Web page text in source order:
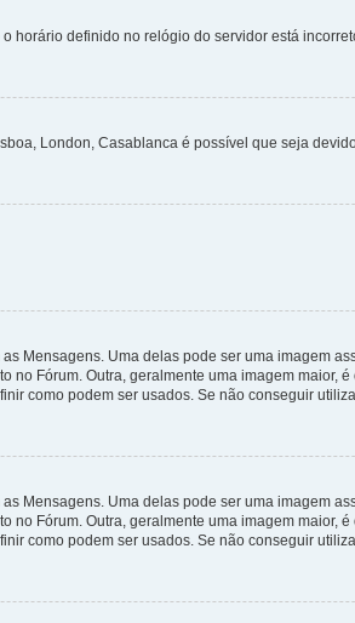
definido no relógio do servidor está
London, Casablanca é possível que seja
Mensagens. Uma delas pode ser uma imagem
Fórum. Outra, geralmente uma imagem maior,
como podem ser usados. Se não conseguir
Mensagens. Uma delas pode ser uma imagem
Fórum. Outra, geralmente uma imagem maior,
como podem ser usados. Se não conseguir